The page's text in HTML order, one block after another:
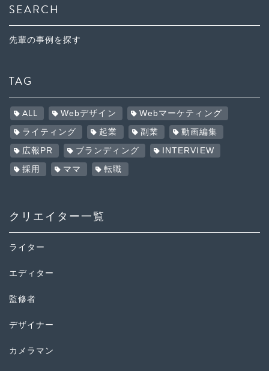
SEARCH
先輩の事例を探す
TAG
ALL Webデザイン Webマーケティング
ライティング 起業 副業 動画編集
広報PR ブランディング INTERVIEW
採用 ママ 転職
クリエイター一覧
ライター
エディター
監修者
デザイナー
カメラマン